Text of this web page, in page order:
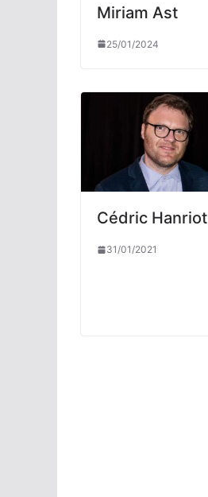
Miriam Ast
25/01/2024
Cédric Hanriot
31/01/2021